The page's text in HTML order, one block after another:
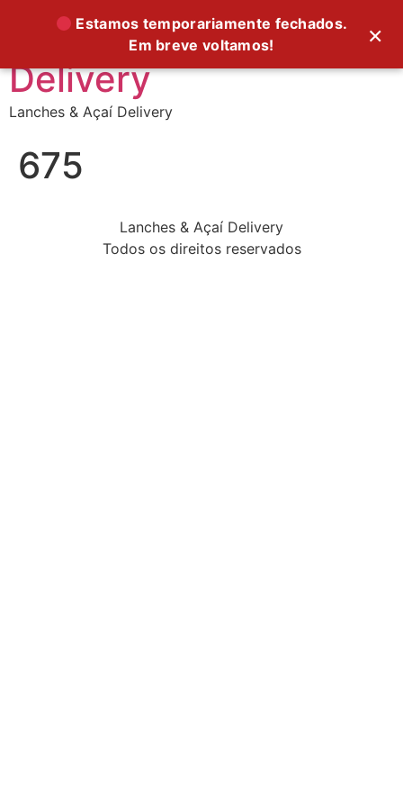
Supreme Foods
Delivery
Lanches & Açaí Delivery
675
Lanches & Açaí Delivery
Todos os direitos reservados
×
Estamos temporariamente fechados.
Em breve voltamos!